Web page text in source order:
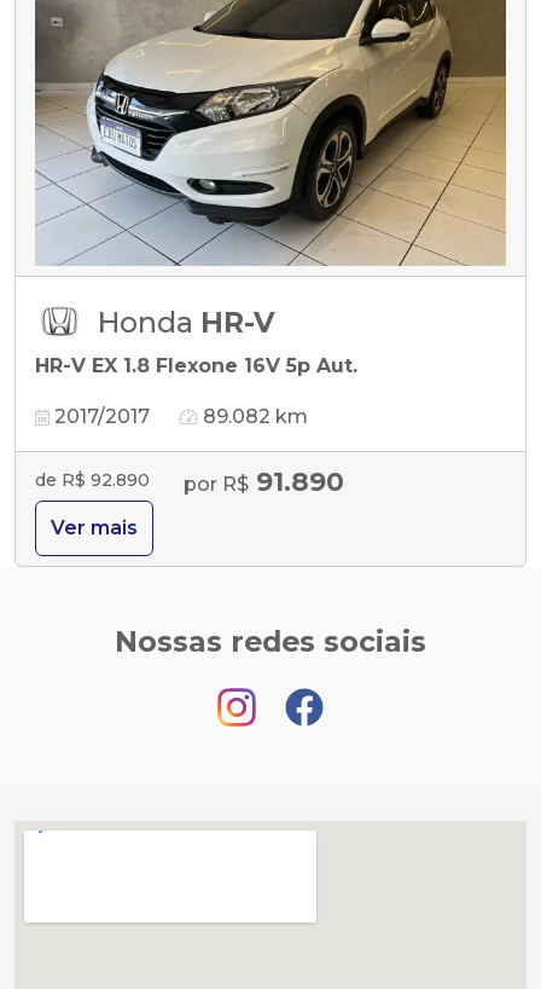
Honda HR-V
HR-V EX 1.8 Flexone 16V 5p Aut.
2017/2017 89.082 km
de R$ 92.890 por R$ 91.890
Ver mais
Nossas redes sociais